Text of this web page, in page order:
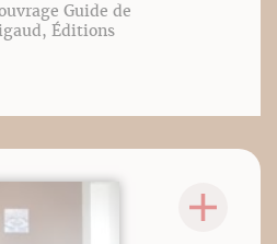
Guide de
Éditions